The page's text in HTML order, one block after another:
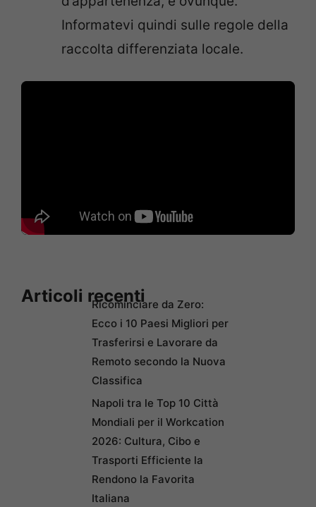
Informatevi quindi sulle regole della
raccolta differenziata locale.
Articoli recentiRicominciare da Zero:
Ecco i 10 Paesi Migliori per
Trasferirsi e Lavorare da
Remoto secondo la Nuova
Classifica
Napoli tra le Top 10 Città
Mondiali per il Workcation
2026: Cultura, Cibo e
Trasporti Efficiente la
Rendono la Favorita
Italiana